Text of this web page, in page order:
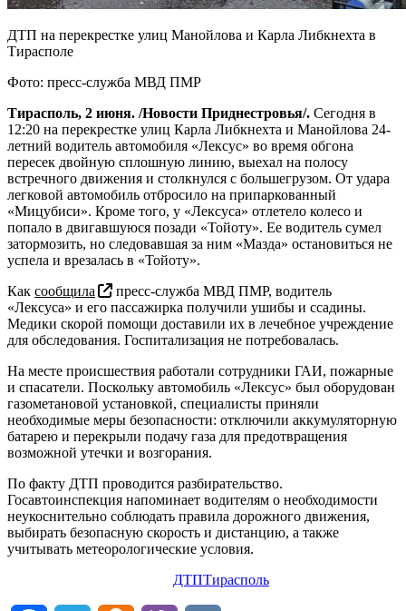
ДТП на перекрестке улиц Манойлова и Карла Либкнехта в
Тирасполе
Фото: пресс-служба МВД ПМР
Тирасполь, 2 июня. /Новости Приднестровья/. Сегодня в
12:20 на перекрестке улиц Карла Либкнехта и Манойлова 24-
летний водитель автомобиля «Лексус» во время обгона
пересек двойную сплошную линию, выехал на полосу
встречного движения и столкнулся с большегрузом. От удара
легковой автомобиль отбросило на припаркованный
«Мицубиси». Кроме того, у «Лексуса» отлетело колесо и
попало в двигавшуюся позади «Тойоту». Ее водитель сумел
затормозить, но следовавшая за ним «Мазда» остановиться не
успела и врезалась в «Тойоту».
Как сообщила
пресс-служба МВД ПМР, водитель
«Лексуса» и его пассажирка получили ушибы и ссадины.
Медики скорой помощи доставили их в лечебное учреждение
для обследования. Госпитализация не потребовалась.
На месте происшествия работали сотрудники ГАИ, пожарные
и спасатели. Поскольку автомобиль «Лексус» был оборудован
газометановой установкой, специалисты приняли
необходимые меры безопасности: отключили аккумуляторную
батарею и перекрыли подачу газа для предотвращения
возможной утечки и возгорания.
По факту ДТП проводится разбирательство.
Госавтоинспекция напоминает водителям о необходимости
неукоснительно соблюдать правила дорожного движения,
выбирать безопасную скорость и дистанцию, а также
учитывать метеорологические условия.
ДТПТирасполь